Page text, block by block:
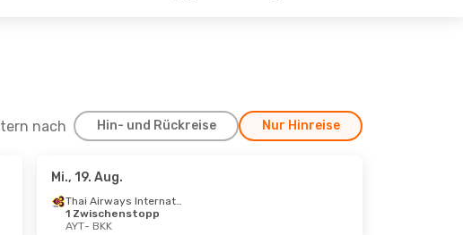
nach Hin- und Rückreise Nur Hinreise
- Fr., 23. Okt.
Thai Airways International
Mi., 19. Aug.
Thai Airways International
1 Zwischenstopp
AYT- BKK